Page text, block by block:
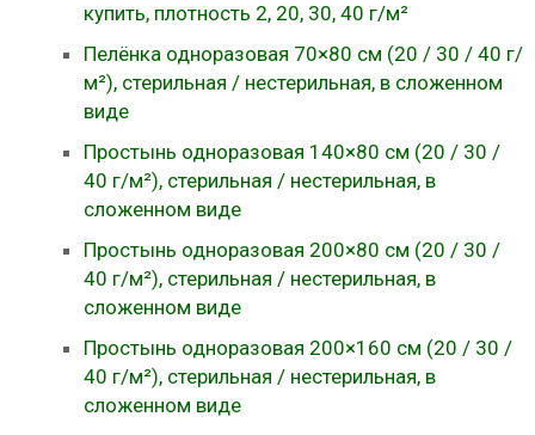
купить, плотность 2, 20, 30, 40 г/м²
Пелёнка одноразовая 70×80 см (20 / 30 / 40 г/
м²), стерильная / нестерильная, в сложенном
виде
Простынь одноразовая 140×80 см (20 / 30 /
40 г/м²), стерильная / нестерильная, в
сложенном виде
Простынь одноразовая 200×80 см (20 / 30 /
40 г/м²), стерильная / нестерильная, в
сложенном виде
Простынь одноразовая 200×160 см (20 / 30 /
40 г/м²), стерильная / нестерильная, в
сложенном виде